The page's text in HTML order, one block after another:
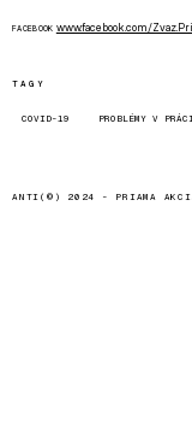
FACEBOOK www.facebook.com/
TAGY
COVID-19 PROBLÉMY V
ANTI(©) 2024 - PRIAMA